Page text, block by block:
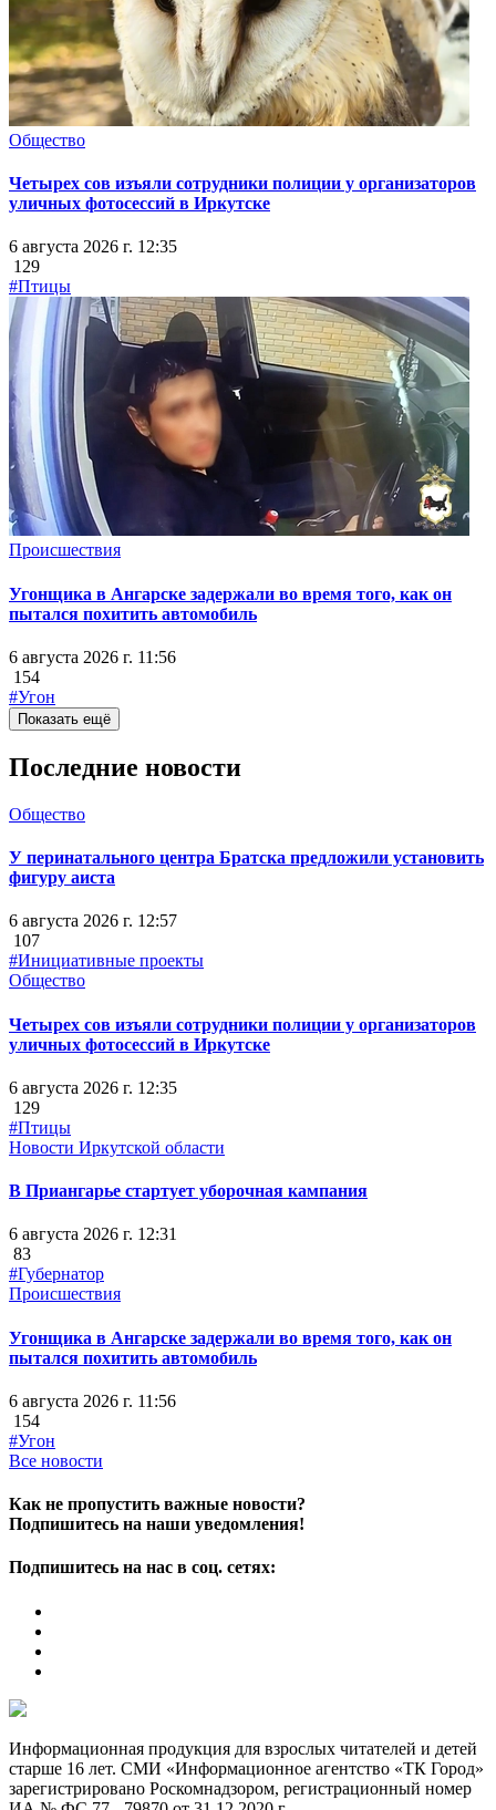
Общество
Четырех сов изъяли сотрудники полиции у организаторов
уличных фотосессий в Иркутске
6 августа 2026 г. 12:35
129
#Птицы
Происшествия
Угонщика в Ангарске задержали во время того, как он
пытался похитить автомобиль
6 августа 2026 г. 11:56
154
#Угон
Показать ещё
Последние новости
Общество
У перинатального центра Братска предложили установить
фигуру аиста
6 августа 2026 г. 12:57
107
#Инициативные проекты
Общество
Четырех сов изъяли сотрудники полиции у организаторов
уличных фотосессий в Иркутске
6 августа 2026 г. 12:35
129
#Птицы
Новости Иркутской области
В Приангарье стартует уборочная кампания
6 августа 2026 г. 12:31
83
#Губернатор
Происшествия
Угонщика в Ангарске задержали во время того, как он
пытался похитить автомобиль
6 августа 2026 г. 11:56
154
#Угон
Все новости
Как не пропустить важные новости?
Подпишитесь на наши уведомления!
Подпишитесь на нас в соц. сетях:
Информационная продукция для взрослых читателей и детей
старше 16 лет. СМИ «Информационное агентство «ТК Город»
зарегистрировано Роскомнадзором, регистрационный номер